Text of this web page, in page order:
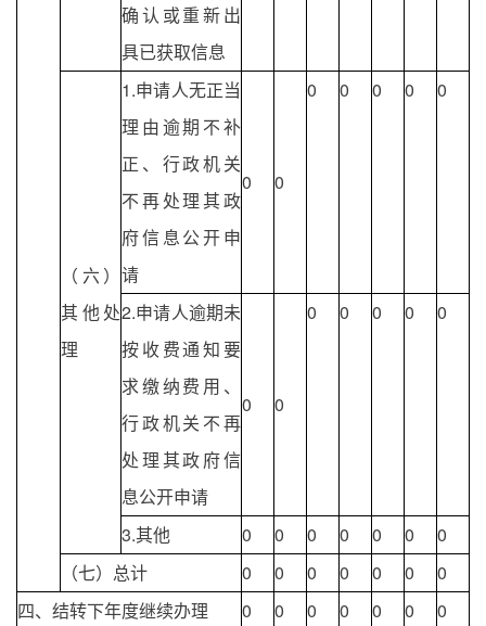
确认或重新出
具已获取信息
（六）
其他处
理
1.申请人无正当
理由逾期不补
正、行政机关
不再处理其政
府信息公开申
请
0 0
0 0 0 0 0
2.申请人逾期未
按收费通知要
求缴纳费用、
行政机关不再
处理其政府信
息公开申请
0 0
0 0 0 0 0
3.其他 0 0 0 0 0 0
0
（七）总计
0 0 0 0 0 0
0
四、结转下年度继续办理
0 0 0 0 0 0 0